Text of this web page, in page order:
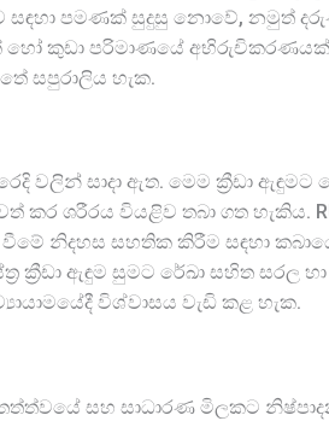
පමණක් සුදුසු නොවේ, නමුත් දරුණු
හෝ කුඩා පරිමාණයේ අභිරුචිකරණයක්
සපුරාලිය හැක.
වලින් සාදා ඇත. මෙම ක්‍රීඩා
ශරීරය වියළිව තබා ගත හැකිය.
නිදහස සහතික කිරීම සඳහා
ක්‍රීඩා ඇඳුම සුමට රේඛා සහිත
විශ්වාසය වැඩි කළ හැක.
තත්ත්වයේ සහ සාධාරණ මිලකට